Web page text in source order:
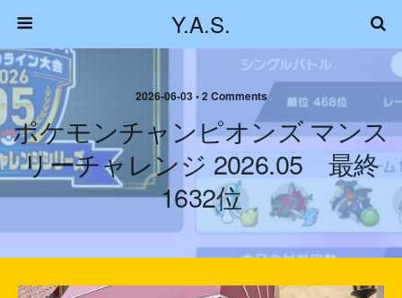
Y.A.S.
2026-06-03 • 2 Comments
ポケモンチャンピオンズ マンス
リーチャレンジ 2026.05 最終
1632位